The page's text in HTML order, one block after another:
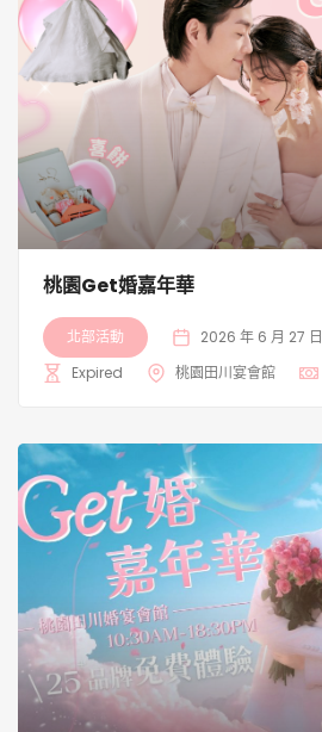
桃園Get婚嘉年華
北部活動 2026 年 6 月 27 日
Expired
桃園田川宴會館